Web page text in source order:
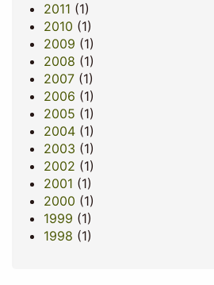
2011 (1)
2010 (1)
2009 (1)
2008 (1)
2007(1)
2006 (1)
2005 (1)
2004(1)
2003 (1)
2002 (1)
2001 (1)
2000 (1)
1999 (1)
1998 (1)